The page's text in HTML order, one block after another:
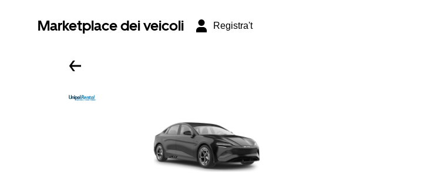
Marketplace dei veicoli Registra't